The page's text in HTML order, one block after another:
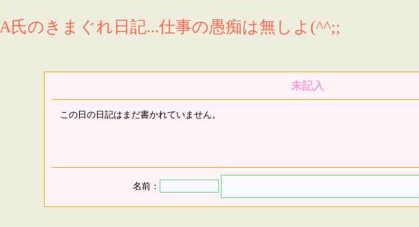
A氏のきまぐれ日記...仕事の愚痴は無しよ(^^;;
未記入
この日の日記はまだ書かれていません。
名前：